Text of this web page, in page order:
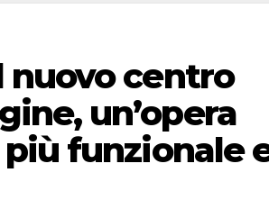
nuovo centro
un’opera
funzionale